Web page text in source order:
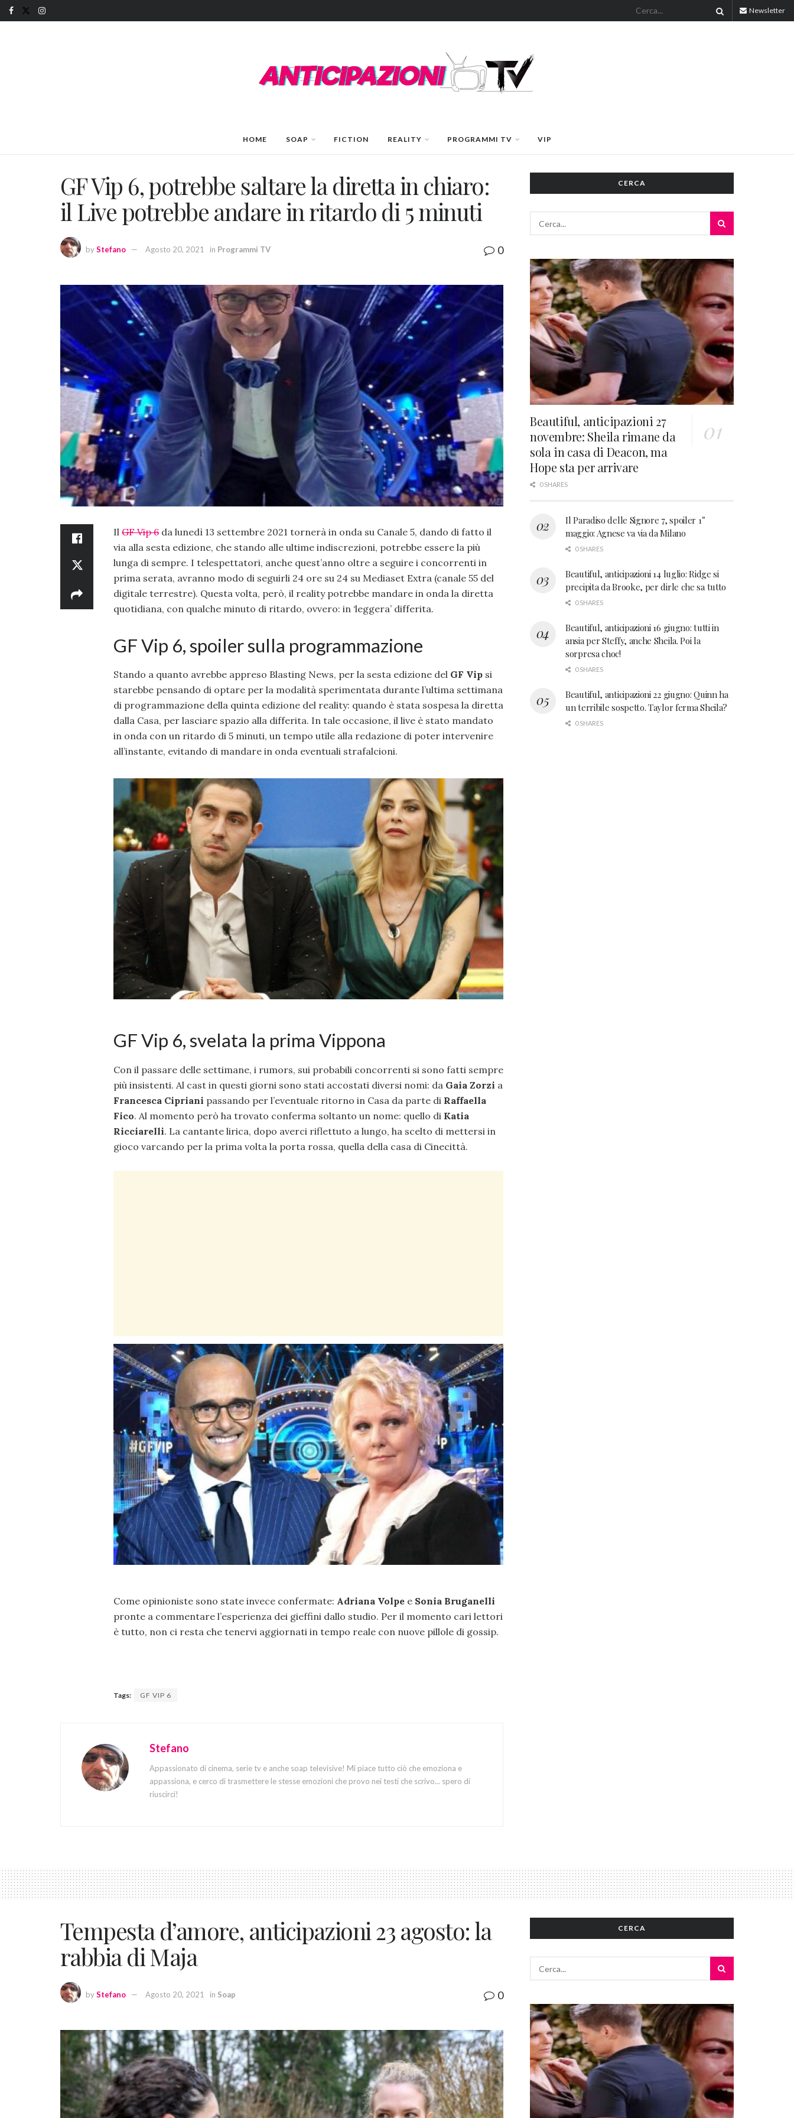
Newsletter
HOME SOAP FICTION REALITY PROGRAMMI TV VIP
GF Vip 6, potrebbe saltare la diretta in chiaro:
il Live potrebbe andare in ritardo di 5 minuti
byStefano Agosto 20, 2021 in Programmi TV 0
Il GF Vip 6 da lunedì 13 settembre 2021 tornerà in onda su Canale 5, dando di fatto il
via alla sesta edizione, che stando alle ultime indiscrezioni, potrebbe essere la più
lunga di sempre. I telespettatori, anche quest’anno oltre a seguire i concorrenti in
prima serata, avranno modo di seguirli 24 ore su 24 su Mediaset Extra (canale 55 del
digitale terrestre). Questa volta, però, il reality potrebbe mandare in onda la diretta
quotidiana, con qualche minuto di ritardo, ovvero: in ‘leggera’ differita.
GF Vip 6, spoiler sulla programmazione
Stando a quanto avrebbe appreso Blasting News, per la sesta edizione del GF Vip si
starebbe pensando di optare per la modalità sperimentata durante l’ultima settimana
di programmazione della quinta edizione del reality: quando è stata sospesa la diretta
dalla Casa, per lasciare spazio alla differita. In tale occasione, il live è stato mandato
in onda con un ritardo di 5 minuti, un tempo utile alla redazione di poter intervenire
all’instante, evitando di mandare in onda eventuali strafalcioni.
GF Vip 6, svelata la prima Vippona
Con il passare delle settimane, i rumors, sui probabili concorrenti si sono fatti sempre
più insistenti. Al cast in questi giorni sono stati accostati diversi nomi: da Gaia Zorzi a
Francesca Cipriani passando per l’eventuale ritorno in Casa da parte di Raffaella
Fico. Al momento però ha trovato conferma soltanto un nome: quello di Katia
Ricciarelli. La cantante lirica, dopo averci riflettuto a lungo, ha scelto di mettersi in
gioco varcando per la prima volta la porta rossa, quella della casa di Cinecittà.
Come opinioniste sono state invece confermate: Adriana Volpe e Sonia Bruganelli
pronte a commentare l’esperienza dei gieffini dallo studio. Per il momento cari lettori
è tutto, non ci resta che tenervi aggiornati in tempo reale con nuove pillole di gossip.
Tags: GF VIP 6
Stefano
Appassionato di cinema, serie tv e anche soap televisive! Mi piace tutto ciò che emoziona e
appassiona, e cerco di trasmettere le stesse emozioni che provo nei testi che scrivo... spero di
riuscirci!
CERCA
Beautiful, anticipazioni 27
novembre: Sheila rimane da
sola in casa di Deacon, ma
Hope sta per arrivare
0 SHARES
Il Paradiso delle Signore 7, spoiler 1°
maggio: Agnese va via da Milano
0 SHARES
Beautiful, anticipazioni 14 luglio: Ridge si
precipita da Brooke, per dirle che sa tutto
0 SHARES
Beautiful, anticipazioni 16 giugno: tutti in
ansia per Steffy, anche Sheila. Poi la
sorpresa choc!
0 SHARES
Beautiful, anticipazioni 22 giugno: Quinn ha
un terribile sospetto. Taylor ferma Sheila?
0 SHARES
Tempesta d’amore, anticipazioni 23 agosto: la
rabbia di Maja
byStefano Agosto 20, 2021 in Soap 0
CERCA